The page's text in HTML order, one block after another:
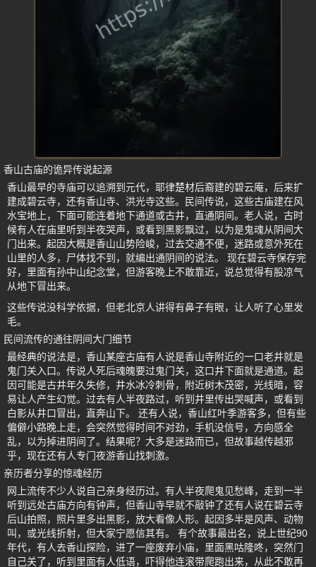
香山古庙的诡异传说起源
香山最早的寺庙可以追溯到元代，耶律楚材后裔建的碧云庵，后来扩
建成碧云寺，还有香山寺、洪光寺这些。民间传说，这些古庙建在风
水宝地上，下面可能连着地下通道或古井，直通阴间。老人说，古时
候有人在庙里听到半夜哭声，或看到黑影飘过，以为是鬼魂从阴间大
门出来。起因大概是香山山势险峻，过去交通不便，迷路或意外死在
山里的人多，尸体找不到，就编出通阴间的说法。 现在碧云寺保存完
好，里面有孙中山纪念堂，但游客晚上不敢靠近，说总觉得有股凉气
从地下冒出来。
这些传说没科学依据，但老北京人讲得有鼻子有眼，让人听了心里发
毛。
民间流传的通往阴间大门细节
最经典的说法是，香山某座古庙有人说是香山寺附近的一口老井就是
鬼门关入口。传说人死后魂魄要过鬼门关，这口井下面就是通道。起
因可能是古井年久失修，井水冰冷刺骨，附近树木茂密，光线暗，容
易让人产生幻觉。过去有人半夜路过，听到井里传出哭喊声，或看到
白影从井口冒出，直奔山下。 还有人说，香山红叶季游客多，但有些
偏僻小路晚上走，会突然觉得时间不对劲，手机没信号，方向感全
乱，以为掉进阴间了。结果呢？大多是迷路而已，但故事越传越邪
乎，现在还有人专门夜游香山找刺激。
亲历者分享的惊魂经历
网上流传不少人说自己亲身经历过。有人半夜爬鬼见愁峰，走到一半
听到远处古庙方向有钟声，但香山寺早就不敲钟了还有人说在碧云寺
后山拍照，照片里多出黑影，放大看像人形。起因多半是风声、动物
叫，或光线折射，但大家宁愿信其有。 有个故事最出名，说上世纪90
年代，有人去香山探险，进了一座废弃小庙，里面黑咕隆咚，突然门
自己关了，听到里面有人低语，吓得他连滚带爬跑出来，从此不敢再